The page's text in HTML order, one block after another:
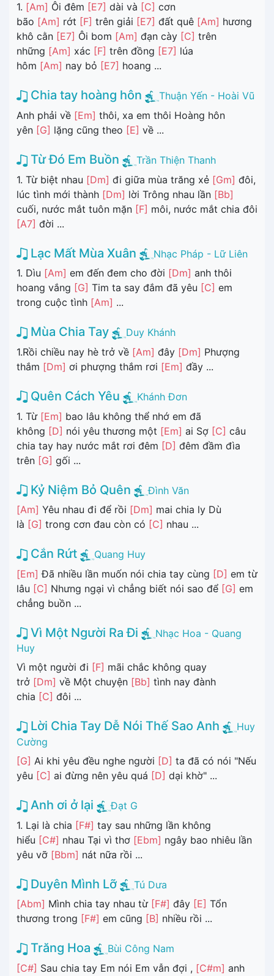
1. [Am] Ôi đêm [E7] dài và [C] cơn
bão [Am] rớt [F] trên giải [E7] đất quê [Am] hương
khô cằn [E7] Ôi bom [Am] đạn cày [C] trên
những [Am] xác [F] trên đồng [E7] lúa
hôm [Am] nay bỏ [E7] hoang ...
Chia tay hoàng hôn
Thuận Yến - Hoài Vũ
Anh phải về [Em] thôi, xa em thôi Hoàng hôn
yên [G] lặng cũng theo [E] về ...
Từ Đó Em Buồn
Trần Thiện Thanh
1. Từ biệt nhau [Dm] đi giữa mùa trăng xẻ [Gm] đôi,
lúc tình mới thành [Dm] lời Trông nhau lần [Bb]
cuối, nước mắt tuôn mặn [F] môi, nước mắt chia đôi
[A7] đời ...
Lạc Mất Mùa Xuân
Nhạc Pháp - Lữ Liên
1. Dìu [Am] em đến đem cho đời [Dm] anh thôi
hoang vắng [G] Tim ta say đắm đã yêu [C] em
trong cuộc tình [Am] ...
Mùa Chia Tay
Duy Khánh
1.Rồi chiều nay hè trở về [Am] đây [Dm] Phượng
thắm [Dm] ơi phượng thắm rơi [Em] đầy ...
Quên Cách Yêu
Khánh Đơn
1. Từ [Em] bao lâu không thể nhớ em đã
không [D] nói yêu thương một [Em] ai Sợ [C] câu
chia tay hay nước mắt rơi đêm [D] đêm đầm đìa
trên [G] gối ...
Kỷ Niệm Bỏ Quên
Đình Văn
[Am] Yêu nhau đi để rồi [Dm] mai chia ly Dù
là [G] trong cơn đau còn có [C] nhau ...
Cắn Rứt
Quang Huy
[Em] Đã nhiều lần muốn nói chia tay cùng [D] em từ
lâu [C] Nhưng ngại vì chẳng biết nói sao để [G] em
chẳng buồn ...
Vì Một Người Ra Đi
Nhạc Hoa - Quang
Huy
Vì một người đi [F] mãi chắc không quay
trở [Dm] về Một chuyện [Bb] tình nay đành
chia [C] đôi ...
Lời Chia Tay Dễ Nói Thế Sao Anh
Huy
Cường
[G] Ai khi yêu đều nghe người [D] ta đã có nói "Nếu
yêu [C] ai đừng nên yêu quá [D] dại khờ" ...
Anh ơi ở lại
Đạt G
1. Lại là chia [F#] tay sau những lần không
hiểu [C#] nhau Tại vì thơ [Ebm] ngây bao nhiêu lần
yêu vỡ [Bbm] nát nữa rồi ...
Duyên Mình Lỡ
Tú Dưa
[Abm] Mình chia tay nhau từ [F#] đây [E] Tổn
thương trong [F#] em cũng [B] nhiều rồi ...
Trăng Hoa
Bùi Công Nam
[C#] Sau chia tay Em nói Em vẫn đợi , [C#m] anh